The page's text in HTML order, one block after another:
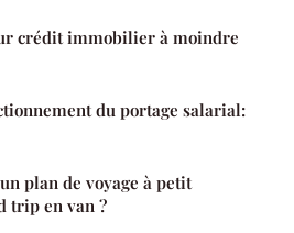
crédit immobilier à moindre
du portage salarial:
plan de voyage à petit
trip en van ?